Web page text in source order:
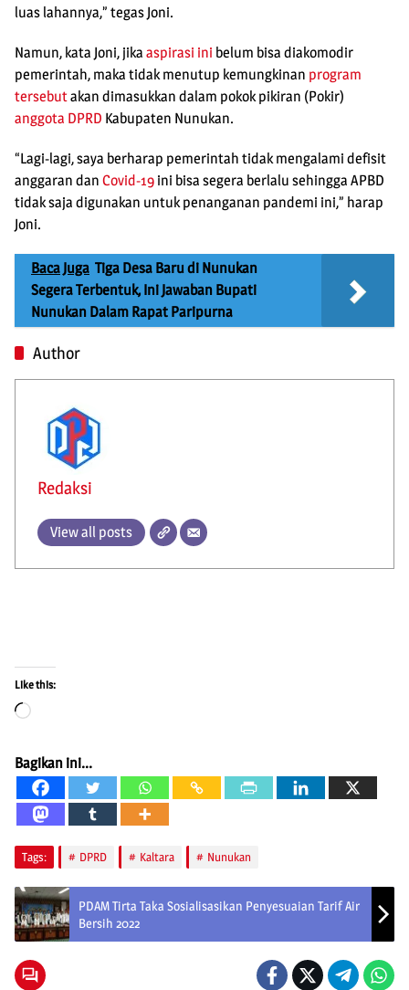
luas lahannya,” tegas Joni.
Namun, kata Joni, jika aspirasi ini belum bisa diakomodir
pemerintah, maka tidak menutup kemungkinan program
tersebutakan dimasukkan dalam pokok pikiran (Pokir)
anggota DPRD Kabupaten Nunukan.
“Lagi-lagi, saya berharap pemerintah tidak mengalami defisit
anggaran dan Covid-19 ini bisa segera berlalu sehingga APBD
tidak saja digunakan untuk penanganan pandemi ini,” harap
Joni.
Baca Juga Tiga Desa Baru di Nunukan
Segera Terbentuk, Ini Jawaban Bupati
Nunukan Dalam Rapat Paripurna
Author
Redaksi
View all posts
Like this:
Loading…
Bagikan ini...
Tags: DPRD Kaltara Nunukan
PDAM Tirta Taka Sosialisasikan Penyesuaian Tarif Air
Bersih 2022